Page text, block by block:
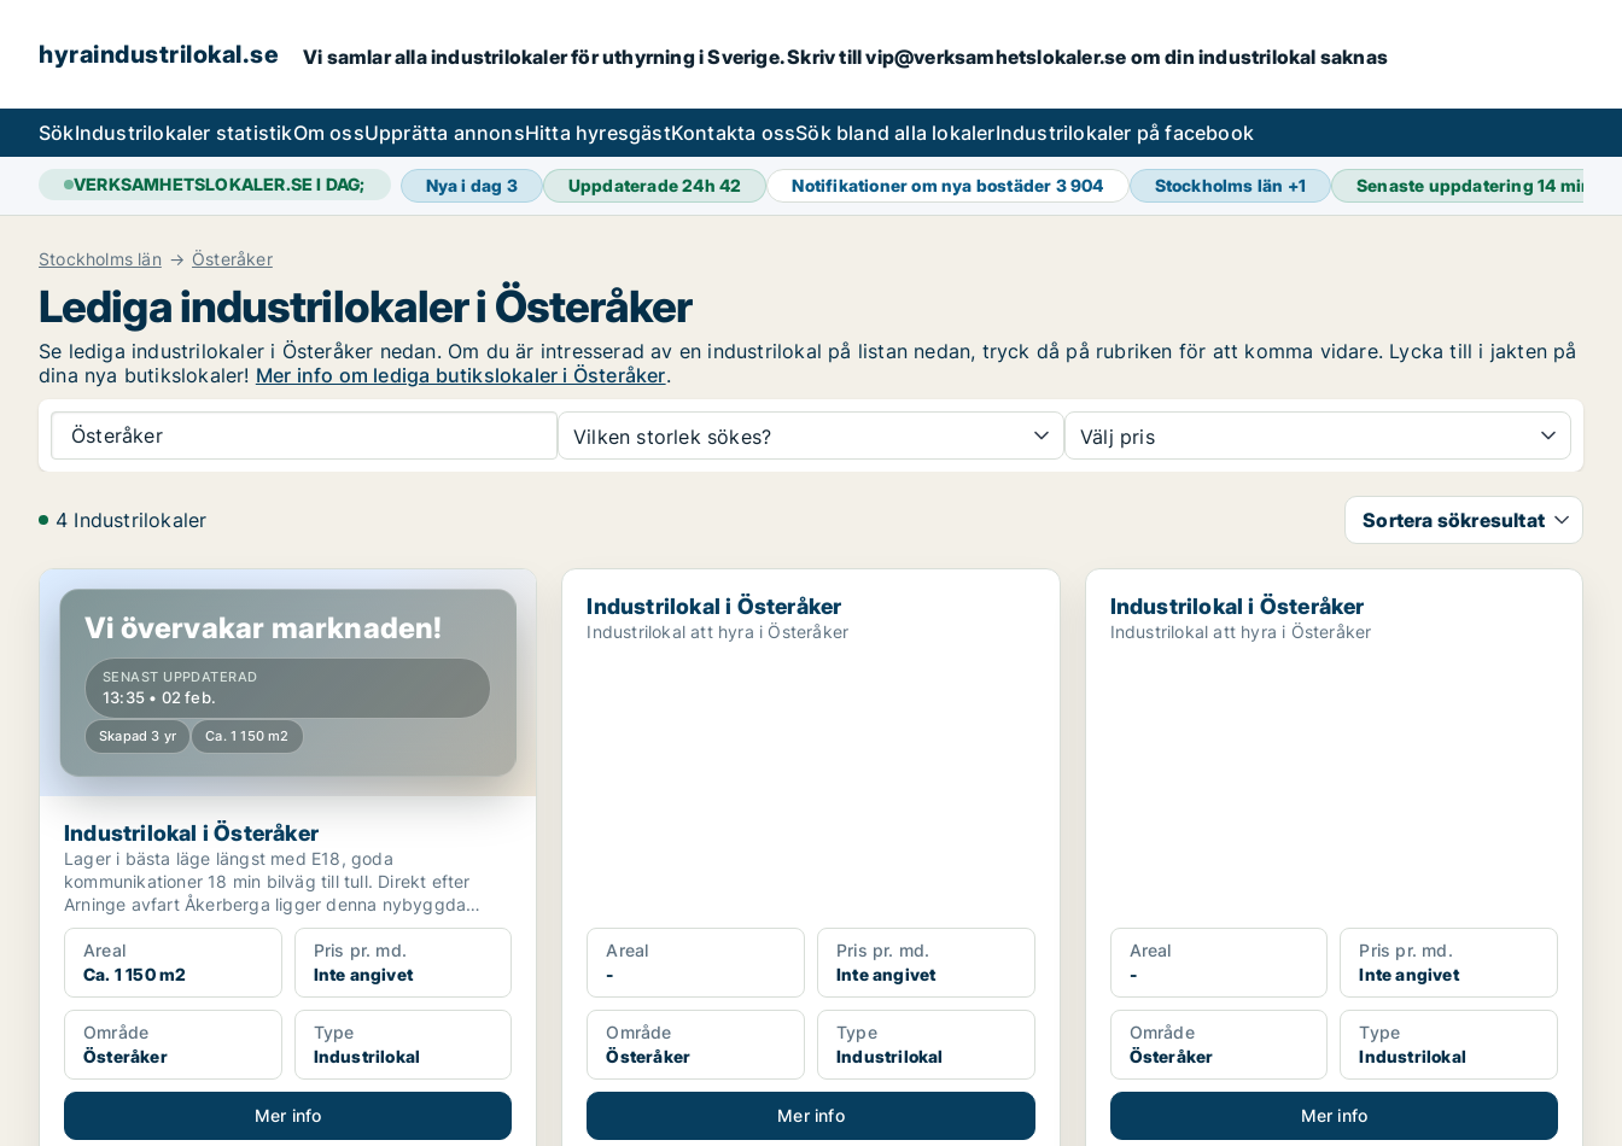
hyraindustrilokal.se Vi samlar alla industrilokaler för uthyrning i Sverige. Skriv till vip@verksamhetslokaler.se om din industrilokal saknas
SökIndustrilokaler statistikOm ossUpprätta annonsHitta hyresgästKontakta ossSök bland alla lokalerIndustrilokaler på facebook
VERKSAMHETSLOKALER.SE I DAG; Nya i dag 3 Uppdaterade 24h42 Notifikationer om nya bostäder 3 904 Stockholms län +1 Senaste uppdatering14 min
Stockholms län Österåker
Lediga industrilokaler i Österåker
Se lediga industrilokaler i Österåker nedan. Om du är intresserad av en industrilokal på listan nedan, tryck då på rubriken för att komma vidare. Lycka till i jakten på
dina nya butikslokaler! Mer info om lediga butikslokaler i Österåker.
Österåker Vilken storlek sökes? Välj pris
4 Industrilokaler Sortera sökresultat
Industrilokal i Österåker
Vi övervakar marknaden!
SENAST UPPDATERAD
13:35 • 02 feb.
Skapad 3 yr Ca. 1 150 m2
Industrilokal i Österåker
Lager i bästa läge längst med E18, goda
kommunikationer 18 min bilväg till tull. Direkt efter
Arninge avfart Åkerberga ligger denna nybyggda
fastighet med 10...
Areal
Ca. 1 150 m2
Pris pr. md.
Inte angivet
Område
Österåker
Type
Industrilokal
Mer info
Industrilokal i Österåker
Industrilokal i Österåker
Industrilokal att hyra i Österåker
Areal
-
Pris pr. md.
Inte angivet
Område
Österåker
Type
Industrilokal
Mer info
Industrilokal i Österåker
Industrilokal i Österåker
Industrilokal att hyra i Österåker
Areal
-
Pris pr. md.
Inte angivet
Område
Österåker
Type
Industrilokal
Mer info